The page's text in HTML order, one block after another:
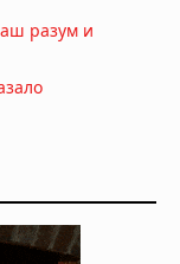
Кикай
новое
кальдер
дважды
разум и